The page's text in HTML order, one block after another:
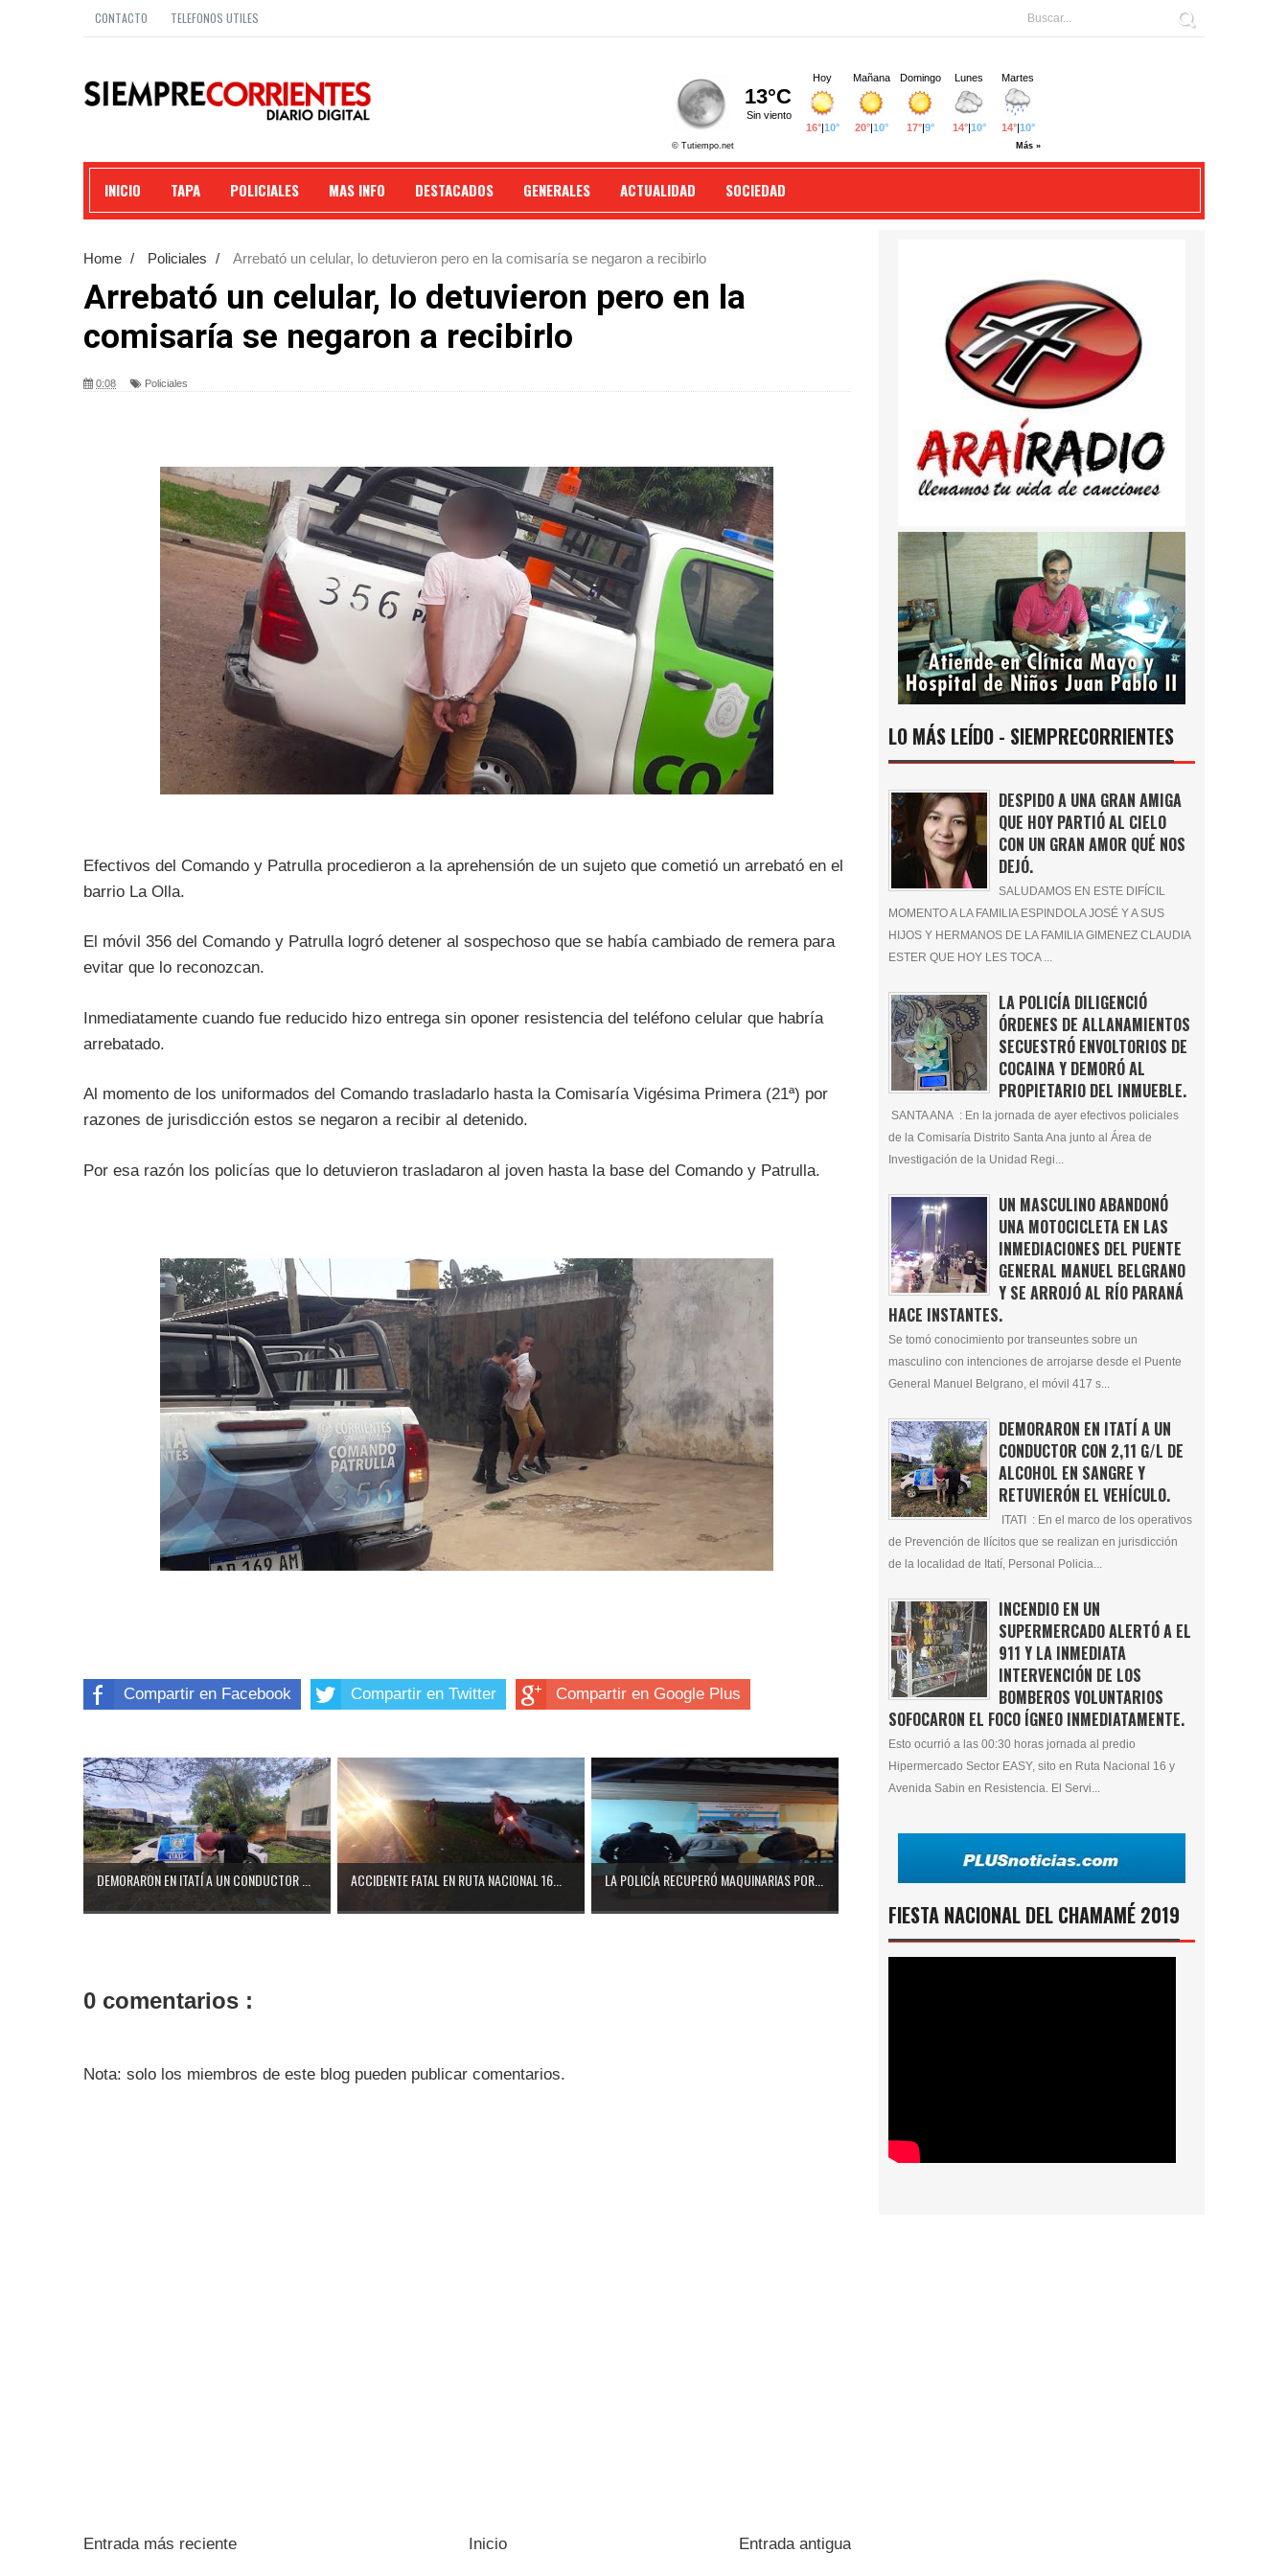
CONTACTO TELEFONOS UTILES
INICIO TAPA POLICIALES MAS INFO DESTACADOS GENERALES ACTUALIDAD SOCIEDAD
Home / Policiales / Arrebató un celular, lo detuvieron pero en la comisaría se negaron a recibirlo
Arrebató un celular, lo detuvieron pero en la
comisaría se negaron a recibirlo
0:08 Policiales
Efectivos del Comando y Patrulla procedieron a la aprehensión de un sujeto que cometió un arrebató en el
barrio La Olla.
El móvil 356 del Comando y Patrulla logró detener al sospechoso que se había cambiado de remera para
evitar que lo reconozcan.
Inmediatamente cuando fue reducido hizo entrega sin oponer resistencia del teléfono celular que habría
arrebatado.
Al momento de los uniformados del Comando trasladarlo hasta la Comisaría Vigésima Primera (21ª) por
razones de jurisdicción estos se negaron a recibir al detenido.
Por esa razón los policías que lo detuvieron trasladaron al joven hasta la base del Comando y Patrulla.
Compartir en Facebook Compartir en Twitter Compartir en Google Plus
DEMORARON EN ITATÍ A UN CONDUCTOR ... ACCIDENTE FATAL EN RUTA NACIONAL 16... LA POLICÍA RECUPERÓ MAQUINARIAS POR...
0 comentarios :
Nota: solo los miembros de este blog pueden publicar comentarios.
Entrada más reciente Entrada antigua
Inicio
LO MÁS LEÍDO - SIEMPRECORRIENTES
DESPIDO A UNA GRAN AMIGA
QUE HOY PARTIÓ AL CIELO
CON UN GRAN AMOR QUÉ NOS
DEJÓ.
SALUDAMOS EN ESTE DIFÍCIL
MOMENTO A LA FAMILIA ESPINDOLA JOSÉ Y A SUS
HIJOS Y HERMANOS DE LA FAMILIA GIMENEZ CLAUDIA
ESTER QUE HOY LES TOCA ...
LA POLICÍA DILIGENCIÓ
ÓRDENES DE ALLANAMIENTOS
SECUESTRÓ ENVOLTORIOS DE
COCAINA Y DEMORÓ AL
PROPIETARIO DEL INMUEBLE.
SANTA ANA : En la jornada de ayer efectivos policiales
de la Comisaría Distrito Santa Ana junto al Área de
Investigación de la Unidad Regi...
UN MASCULINO ABANDONÓ
UNA MOTOCICLETA EN LAS
INMEDIACIONES DEL PUENTE
GENERAL MANUEL BELGRANO
Y SE ARROJÓ AL RÍO PARANÁ
HACE INSTANTES.
Se tomó conocimiento por transeuntes sobre un
masculino con intenciones de arrojarse desde el Puente
General Manuel Belgrano, el móvil 417 s...
DEMORARON EN ITATÍ A UN
CONDUCTOR CON 2,11 G/L DE
ALCOHOL EN SANGRE Y
RETUVIERÓN EL VEHÍCULO.
ITATI : En el marco de los operativos
de Prevención de Ilícitos que se realizan en jurisdicción
de la localidad de Itatí, Personal Policia...
INCENDIO EN UN
SUPERMERCADO ALERTÓ A EL
911 Y LA INMEDIATA
INTERVENCIÓN DE LOS
BOMBEROS VOLUNTARIOS
SOFOCARON EL FOCO ÍGNEO INMEDIATAMENTE.
Esto ocurrió a las 00:30 horas jornada al predio
Hipermercado Sector EASY, sito en Ruta Nacional 16 y
Avenida Sabin en Resistencia. El Servi...
FIESTA NACIONAL DEL CHAMAMÉ 2019